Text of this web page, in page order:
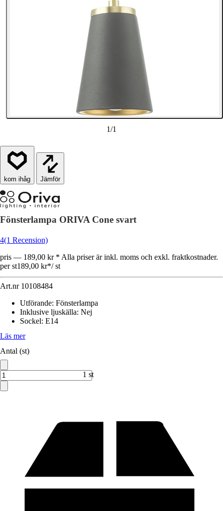
1/1
Jämför
Fönsterlampa ORIVA Cone svart
4(1 Recension)
pris — 189,00 kr * Alla priser är inkl. moms och exkl. fraktkostnader.
per st189,00 kr*/ st
Art.nr 10108484
Utförande: Fönsterlampa
Inklusive ljuskälla: Nej
Sockel: E14
Läs mer
Antal (st)
1 st